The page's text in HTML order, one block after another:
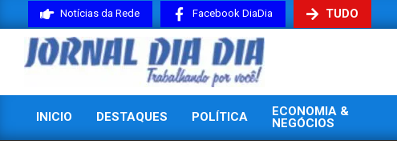
to
content
Notícias da Rede Facebook DiaDia TUDO
JORNAL
DIADIA
INICIO DESTAQUES POLÍTICA
ECONOMIA &
NEGÓCIOS